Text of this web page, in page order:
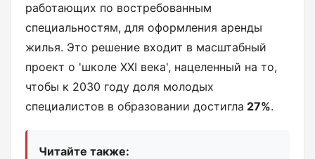
работающих по востребованным
специальностям, для оформления аренды
жилья. Это решение входит в масштабный
проект о 'школе XXI века', нацеленный на то,
чтобы к 2030 году доля молодых
специалистов в образовании достигла 27%.
Читайте также: